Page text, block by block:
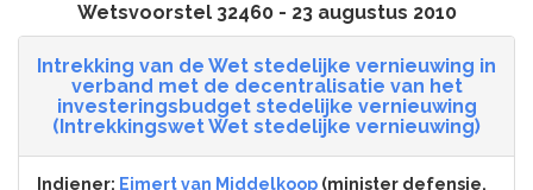
Wetsvoorstel 32460 - 23 augustus 2010
Intrekking van de Wet stedelijke vernieuwing in
verband met de decentralisatie van het
investeringsbudget stedelijke vernieuwing
(Intrekkingswet Wet stedelijke vernieuwing)
Indiener: Eimert van Middelkoop (minister defensie,